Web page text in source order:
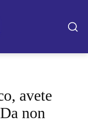
avete
non